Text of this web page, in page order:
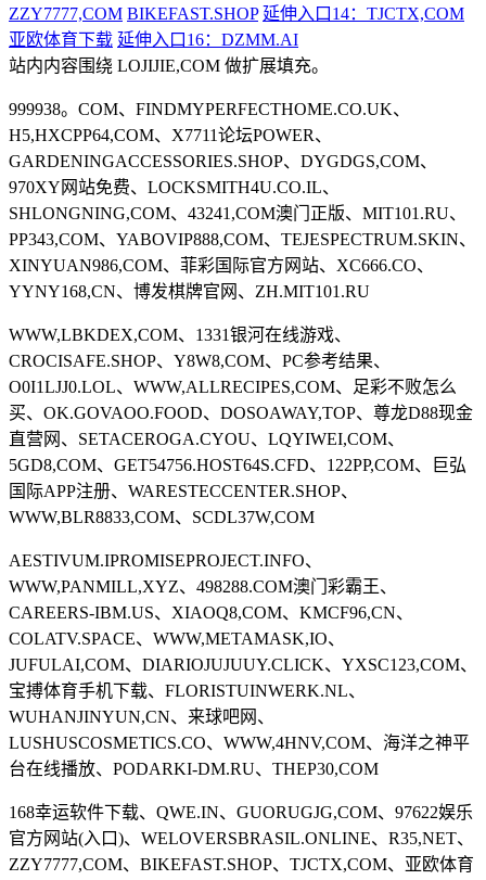
ZZY7777,COM BIKEFAST.SHOP 延伸入口14：TJCTX,COM
亚欧体育下载 延伸入口16：DZMM.AI
站内内容围绕 LOJIJIE,COM 做扩展填充。
999938。COM、FINDMYPERFECTHOME.CO.UK、
H5,HXCPP64,COM、X7711论坛POWER、
GARDENINGACCESSORIES.SHOP、DYGDGS,COM、
970XY网站免费、LOCKSMITH4U.CO.IL、
SHLONGNING,COM、43241,COM澳门正版、MIT101.RU、
PP343,COM、YABOVIP888,COM、TEJESPECTRUM.SKIN、
XINYUAN986,COM、菲彩国际官方网站、XC666.CO、
YYNY168,CN、博发棋牌官网、ZH.MIT101.RU
WWW,LBKDEX,COM、1331银河在线游戏、
CROCISAFE.SHOP、Y8W8,COM、PC参考结果、
O0I1LJJ0.LOL、WWW,ALLRECIPES,COM、足彩不败怎么
买、OK.GOVAOO.FOOD、DOSOAWAY,TOP、尊龙D88现金
直营网、SETACEROGA.CYOU、LQYIWEI,COM、
5GD8,COM、GET54756.HOST64S.CFD、122PP,COM、巨弘
国际APP注册、WARESTECCENTER.SHOP、
WWW,BLR8833,COM、SCDL37W,COM
AESTIVUM.IPROMISEPROJECT.INFO、
WWW,PANMILL,XYZ、498288.COM澳门彩霸王、
CAREERS-IBM.US、XIAOQ8,COM、KMCF96,CN、
COLATV.SPACE、WWW,METAMASK,IO、
JUFULAI,COM、DIARIOJUJUUY.CLICK、YXSC123,COM、
宝搏体育手机下载、FLORISTUINWERK.NL、
WUHANJINYUN,CN、来球吧网、
LUSHUSCOSMETICS.CO、WWW,4HNV,COM、海洋之神平
台在线播放、PODARKI-DM.RU、THEP30,COM
168幸运软件下载、QWE.IN、GUORUGJG,COM、97622娱乐
官方网站(入口)、WELOVERSBRASIL.ONLINE、R35,NET、
ZZY7777,COM、BIKEFAST.SHOP、TJCTX,COM、亚欧体育